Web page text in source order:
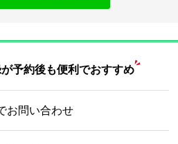
予約後も便利でおすすめ
お問い合わせ